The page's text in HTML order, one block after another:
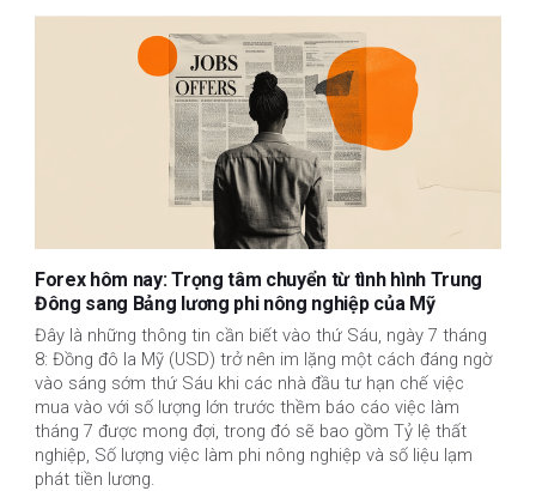
Forex hôm nay: Trọng tâm chuyển từ tình hình Trung
Đông sang Bảng lương phi nông nghiệp của Mỹ
Đây là những thông tin cần biết vào thứ Sáu, ngày 7 tháng
8: Đồng đô la Mỹ (USD) trở nên im lặng một cách đáng ngờ
vào sáng sớm thứ Sáu khi các nhà đầu tư hạn chế việc
mua vào với số lượng lớn trước thềm báo cáo việc làm
tháng 7 được mong đợi, trong đó sẽ bao gồm Tỷ lệ thất
nghiệp, Số lượng việc làm phi nông nghiệp và số liệu lạm
phát tiền lương.